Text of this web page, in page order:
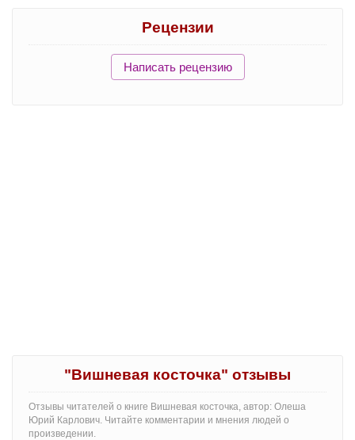
Рецензии
Написать рецензию
"Вишневая косточка" отзывы
Отзывы читателей о книге Вишневая косточка, автор: Олеша
Юрий Карлович. Читайте комментарии и мнения людей о
произведении.